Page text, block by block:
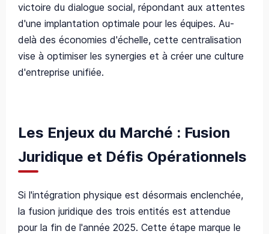
victoire du dialogue social, répondant aux attentes
d'une implantation optimale pour les équipes. Au-
delà des économies d'échelle, cette centralisation
vise à optimiser les synergies et à créer une culture
d'entreprise unifiée.
Les Enjeux du Marché : Fusion
Juridique et Défis Opérationnels
Si l'intégration physique est désormais enclenchée,
la fusion juridique des trois entités est attendue
pour la fin de l'année 2025. Cette étape marque le